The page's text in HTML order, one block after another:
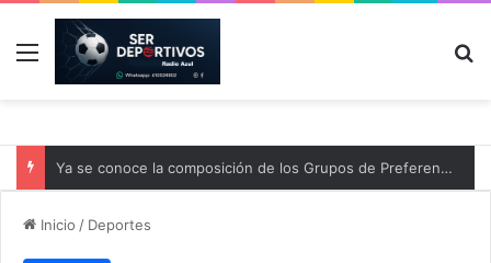
Menú
Ya se conoce la composición de los Grupos de Preferente y el calendario
Inicio / Deportes